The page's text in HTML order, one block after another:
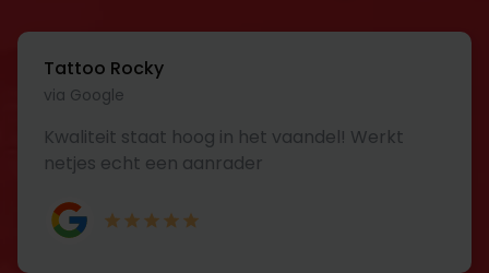
Tattoo Rocky
via Google
Kwaliteit staat hoog in het vaandel! Werkt
netjes echt een aanrader